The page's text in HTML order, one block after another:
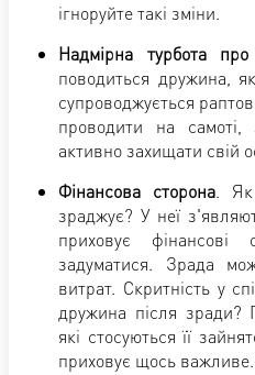
ігноруйте такі зміни.
Надмірна турбота
поводиться дружина,
супроводжується
проводити на самоті,
активно захищати свій
Фінансова сторона. Як
зраджує? У неї
приховує
задуматися. Зрада
витрат. Скритність у
дружина після зради?
які стосуються її
приховує щось важливе.